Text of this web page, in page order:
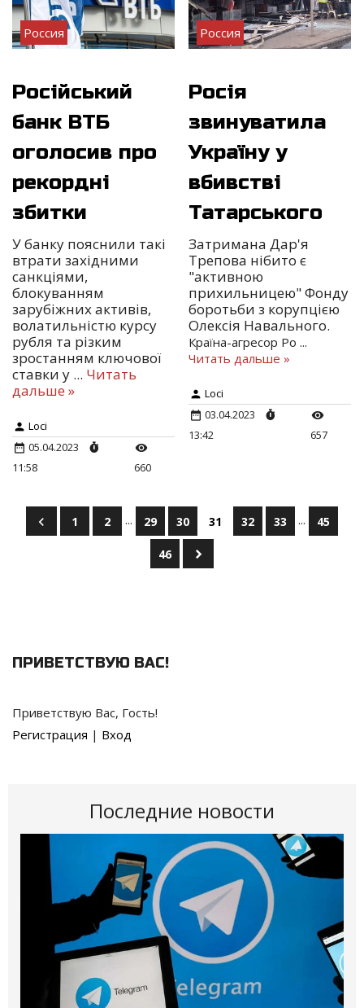
Россия
Російський
банк ВТБ
оголосив про
рекордні
збитки
У банку пояснили такі
втрати західними
санкціями,
блокуванням
зарубіжних активів,
волатильністю курсу
рубля та різким
зростанням ключової
ставки у ... Читать
дальше »
Loci
05.04.2023
11:58
660
Россия
Росія
звинуватила
Україну у
вбивстві
Татарського
Затримана Дар'я
Трепова нібито є
"активною
прихильницею" Фонду
боротьби з корупцією
Олексія Навального.
Країна-агресор Ро...
Читать дальше »
Loci
03.04.2023
13:42
657
1 2 ... 29 30 31 32 33 ... 45
46
ПРИВЕТСТВУЮ ВАС!
Приветствую Вас, Гость!
Регистрация | Вход
Последние новости